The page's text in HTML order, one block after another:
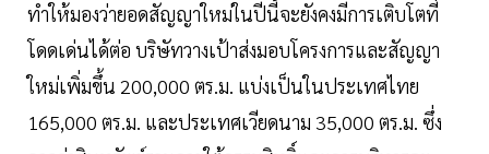
ทำให้มองว่ายอดสัญญาใหม่ในปีนี้จะยังคงมีการเติบโตที่
โดดเด่นได้ต่อ บริษัทวางเป้าส่งมอบโครงการและสัญญา
ใหม่เพิ่มขึ้น 200,000 ตร.ม. แบ่งเป็นในประเทศไทย
165,000 ตร.ม. และประเทศเวียดนาม 35,000 ตร.ม. ซึ่ง